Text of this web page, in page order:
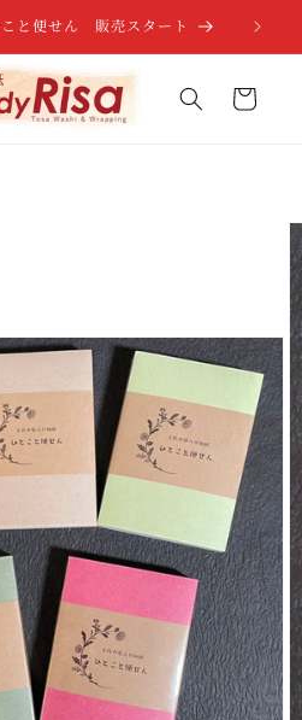
と便せん 販売スタート
カート